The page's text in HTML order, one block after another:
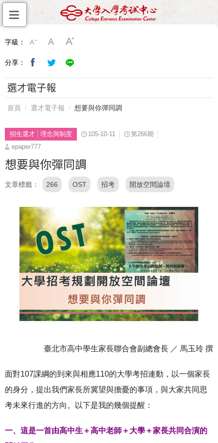
字級：
分享：
選才電子報
首頁 選才電子報 想要與你彈同調
招生選才 理念與制度 105-10-11
第266期
epaper777
想要與你彈同調
文章標籤 266 OST 招考 開放空間論壇
臺北市高中學生家長聯合會副總會長 ／ 馬玉玲 撰
面對107課綱的到來與相應110的大學考招連動，以一個家長
的身分，提出我們家長所冀望與擔憂的事項，與大家共同思
考未來行進的方向。以下是我的幾個提醒：
一、這是一首由高中生＋高中老師＋大學＋家長共同合演的